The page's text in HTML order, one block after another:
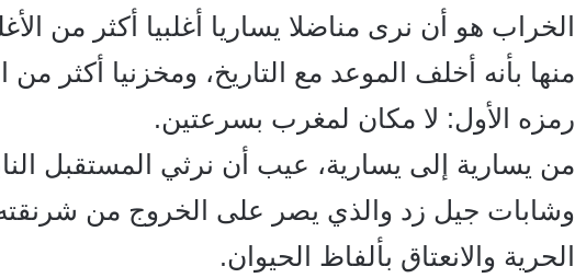
الخراب هو أن نرى مناضلا يساريا أغلبيا أكثر من
منها بأنه أخلف الموعد مع التاريخ، ومخزنيا أكثر
رمزه الأول: لا مكان لمغرب بسرعتين.
من يسارية إلى يسارية، عيب أن نرثي المستقبل
وشابات جيل زد والذي يصر على الخروج من
الحرية والانعتاق بألفاظ الحيوان.